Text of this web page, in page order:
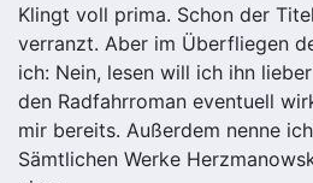
Klingt voll prima. Schon der
verranzt. Aber im Überfliegen
ich: Nein, lesen will ich ihn
den Radfahrroman eventuell
mir bereits. Außerdem nenne
Sämtlichen Werke